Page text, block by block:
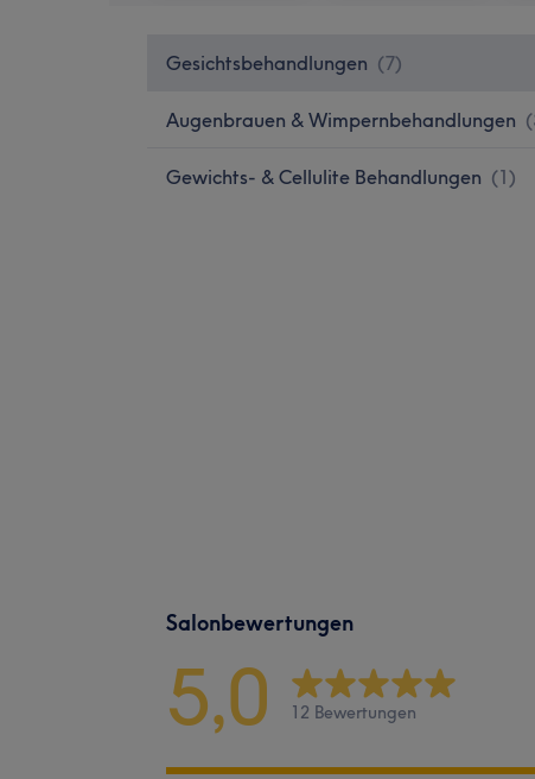
Gesichtsbehandlungen (7)
Augenbrauen & Wimpernbehandlungen (
Gewichts- & Cellulite Behandlungen (1)
Salonbewertungen
5,0 12 Bewertungen